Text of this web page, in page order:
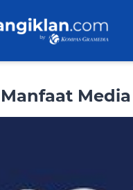
Manfaat